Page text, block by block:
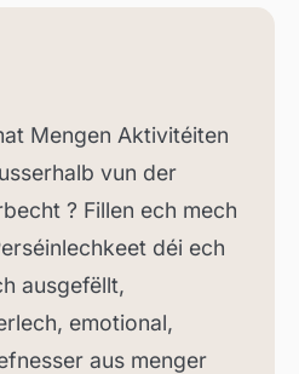
Mengen Aktivitéiten
vun der
? Fillen ech mech
déi ech
ausgefëllt,
emotional,
aus menger